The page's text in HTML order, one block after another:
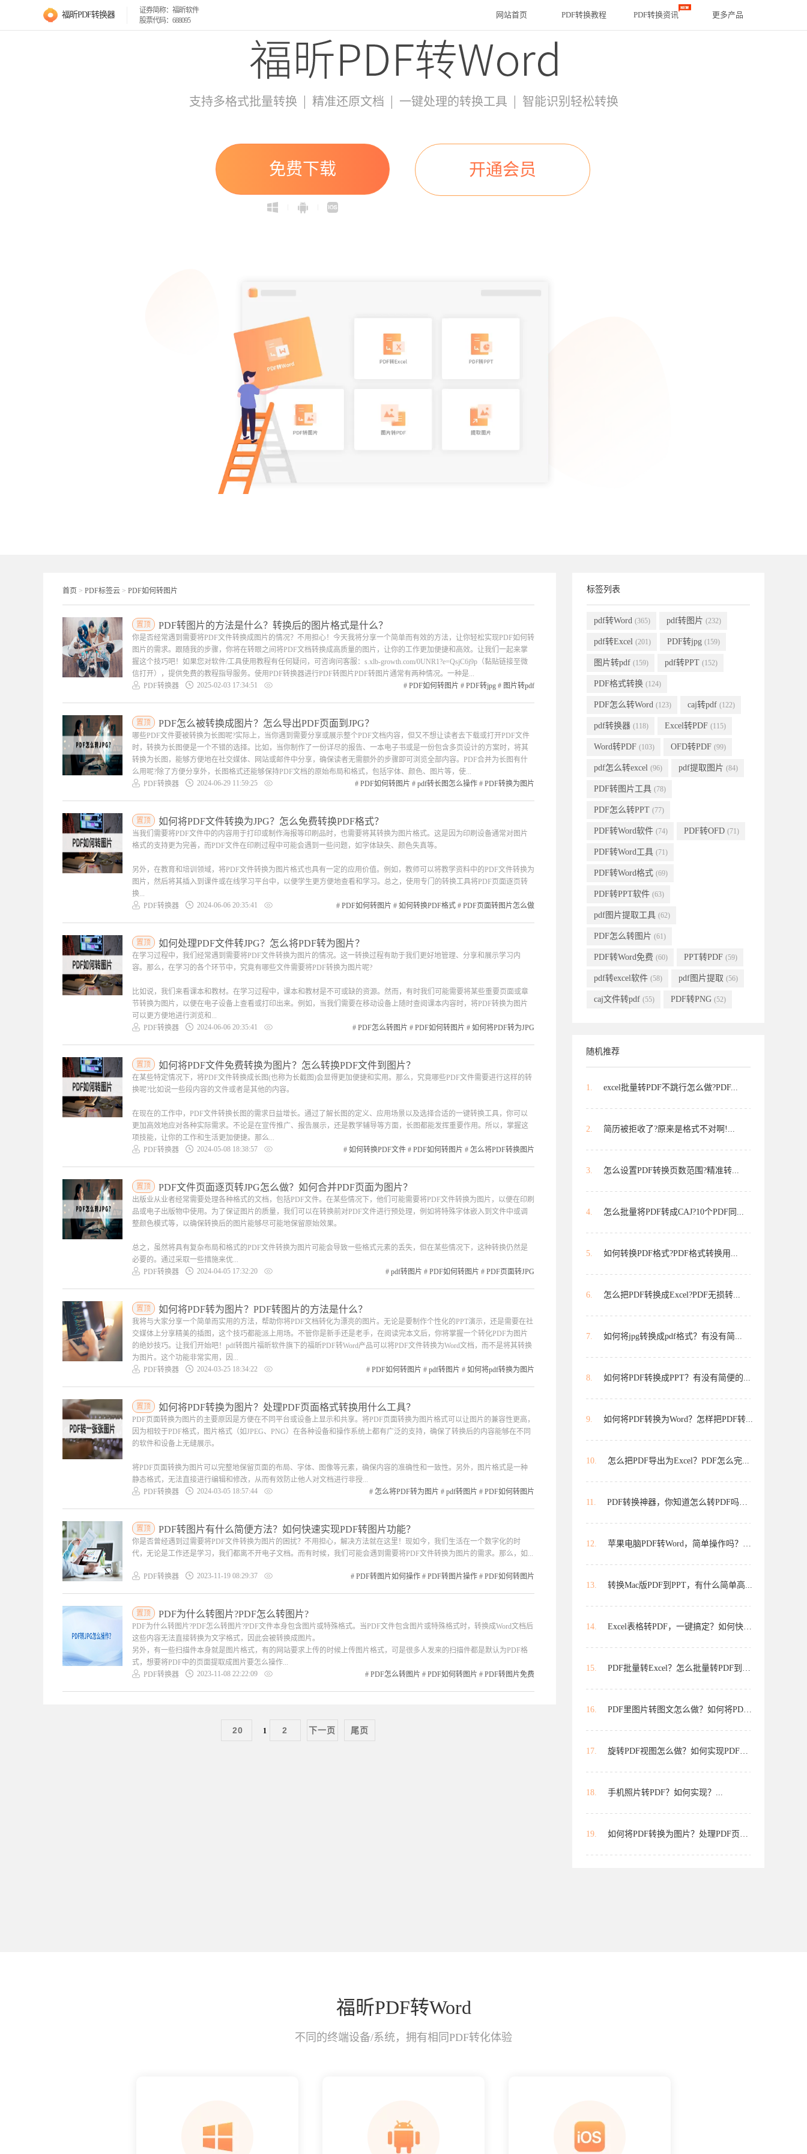
福昕PDF转换器
证券简称：福昕软件
股票代码：688095
网站首页 PDF转换教程 PDF转换资讯 更多产品
支持多格式批量转换 | 精准还原文档 | 一键处理的转换工具 | 智能识别轻松转换
免费下载 开通会员
首页 > PDF标签云 > PDF如何转图片
置顶 PDF转图片的方法是什么？转换后的图片格式是什么？
你是否经常遇到需要将PDF文件转换成图片的情况？不用担心！今天我将分享一个简单而有效的方法，让你轻松实现PDF如何转
图片的需求。跟随我的步骤，你将在转眼之间将PDF文档转换成高质量的图片，让你的工作更加便捷和高效。让我们一起来掌
握这个技巧吧！如果您对软件/工具使用教程有任何疑问，可咨询问客服：s.xlb-growth.com/0UNR1?e=QsjC6j9p（黏贴链接至微
信打开），提供免费的教程指导服务。使用PDF转换器进行PDF转图片PDF转图片通常有两种情况。一种是...
PDF转换器
2025-02-03 17:34:51 # PDF如何转图片 # PDF转jpg # 图片转pdf
置顶 PDF怎么被转换成图片？怎么导出PDF页面到JPG？
哪些PDF文件要被转换为长图呢?实际上，当你遇到需要分享或展示整个PDF文档内容，但又不想让读者去下载或打开PDF文件
时，转换为长图便是一个不错的选择。比如，当你制作了一份详尽的报告、一本电子书或是一份包含多页设计的方案时，将其
转换为长图，能够方便地在社交媒体、网站或邮件中分享，确保读者无需额外的步骤即可浏览全部内容。PDF合并为长图有什
么用呢?除了方便分享外，长图格式还能够保持PDF文档的原始布局和格式，包括字体、颜色、图片等，使...
PDF转换器
2024-06-29 11:59:25 # PDF如何转图片 # pdf转长图怎么操作 # PDF转换为图片
置顶 如何将PDF文件转换为JPG？怎么免费转换PDF格式？
当我们需要将PDF文件中的内容用于打印或制作海报等印刷品时，也需要将其转换为图片格式。这是因为印刷设备通常对图片
格式的支持更为完善，而PDF文件在印刷过程中可能会遇到一些问题，如字体缺失、颜色失真等。
另外，在教育和培训领域，将PDF文件转换为图片格式也具有一定的应用价值。例如，教师可以将教学资料中的PDF文件转换为
图片，然后将其插入到课件或在线学习平台中，以便学生更方便地查看和学习。总之，使用专门的转换工具将PDF页面逐页转
换...
PDF转换器
2024-06-06 20:35:41 # PDF如何转图片 # 如何转换PDF格式 # PDF页面转图片怎么做
置顶 如何处理PDF文件转JPG？怎么将PDF转为图片？
在学习过程中，我们经常遇到需要将PDF文件转换为图片的情况。这一转换过程有助于我们更好地管理、分享和展示学习内
容。那么，在学习的各个环节中，究竟有哪些文件需要将PDF转换为图片呢?
比如说，我们来看课本和教材。在学习过程中，课本和教材是不可或缺的资源。然而，有时我们可能需要将某些重要页面或章
节转换为图片，以便在电子设备上查看或打印出来。例如，当我们需要在移动设备上随时查阅课本内容时，将PDF转换为图片
可以更方便地进行浏览和...
PDF转换器
2024-06-06 20:35:41 # PDF怎么转图片 # PDF如何转图片 # 如何将PDF转为JPG
置顶 如何将PDF文件免费转换为图片？怎么转换PDF文件到图片？
在某些特定情况下，将PDF文件转换成长图(也称为长截图)会显得更加便捷和实用。那么，究竟哪些PDF文件需要进行这样的转
换呢?比如说一些段内容的文件或者是其他的内容。
在现在的工作中，PDF文件转换长图的需求日益增长。通过了解长图的定义、应用场景以及选择合适的一键转换工具，你可以
更加高效地应对各种实际需求。不论是在宣传推广、报告展示，还是教学辅导等方面，长图都能发挥重要作用。所以，掌握这
项技能，让你的工作和生活更加便捷。那么...
PDF转换器
2024-05-08 18:38:57 # 如何转换PDF文件 # PDF如何转图片 # 怎么将PDF转换图片
置顶 PDF文件页面逐页转JPG怎么做？如何合并PDF页面为图片？
出版业从业者经常需要处理各种格式的文档，包括PDF文件。在某些情况下，他们可能需要将PDF文件转换为图片，以便在印刷
品或电子出版物中使用。为了保证图片的质量，我们可以在转换前对PDF文件进行预处理，例如将特殊字体嵌入到文件中或调
整颜色模式等，以确保转换后的图片能够尽可能地保留原始效果。
总之，虽然将具有复杂布局和格式的PDF文件转换为图片可能会导致一些格式元素的丢失，但在某些情况下，这种转换仍然是
必要的。通过采取一些措施来优...
PDF转换器
2024-04-05 17:32:20 # pdf转图片 # PDF如何转图片 # PDF页面转JPG
置顶 如何将PDF转为图片？PDF转图片的方法是什么？
我将与大家分享一个简单而实用的方法，帮助你将PDF文档转化为漂亮的图片。无论是要制作个性化的PPT演示，还是需要在社
交媒体上分享精美的插图，这个技巧都能派上用场。不管你是新手还是老手，在阅读完本文后，你将掌握一个转化PDF为图片
的绝妙技巧。让我们开始吧！pdf转图片福昕软件旗下的福昕PDF转Word产品可以将PDF文件转换为Word文档，而不是将其转换
为图片。这个功能非常实用，因...
PDF转换器
2024-03-25 18:34:22 # PDF如何转图片 # pdf转图片 # 如何将pdf转换为图片
置顶 如何将PDF转换为图片？处理PDF页面格式转换用什么工具？
PDF页面转换为图片的主要原因是方便在不同平台或设备上显示和共享。将PDF页面转换为图片格式可以让图片的兼容性更高，
因为相较于PDF格式，图片格式（如JPEG、PNG）在各种设备和操作系统上都有广泛的支持，确保了转换后的内容能够在不同
的软件和设备上无缝展示。
将PDF页面转换为图片可以完整地保留页面的布局、字体、图像等元素，确保内容的准确性和一致性。另外，图片格式是一种
静态格式，无法直接进行编辑和修改，从而有效防止他人对文档进行非授...
PDF转换器
2024-03-05 18:57:44 # 怎么将PDF转为图片 # pdf转图片 # PDF如何转图片
置顶 PDF转图片有什么简便方法？如何快速实现PDF转图片功能？
你是否曾经遇到过需要将PDF文件转换为图片的困扰？不用担心，解决方法就在这里！现如今，我们生活在一个数字化的时
代，无论是工作还是学习，我们都离不开电子文档。而有时候，我们可能会遇到需要将PDF文件转换为图片的需求。那么，如...
PDF转换器 2023-11-19 08:29:37 # PDF转图片如何操作 # PDF转图片操作 # PDF如何转图片
置顶 PDF为什么转图片?PDF怎么转图片?
PDF为什么转图片?PDF怎么转图片?PDF文件本身包含图片或特殊格式。当PDF文件包含图片或特殊格式时，转换成Word文档后
这些内容无法直接转换为文字格式，因此会被转换成图片。
另外，有一些扫描件本身就是图片格式，有的网站要求上传的时候上传图片格式，可是很多人发来的扫描件都是默认为PDF格
式，想要将PDF中的页面提取成图片要怎么操作...
PDF转换器
2023-11-08 22:22:09 # PDF怎么转图片 # PDF如何转图片 # PDF转图片免费
20 1 2 下一页 尾页
标签列表
pdf转Word (365) pdf转图片 (232)
pdf转Excel (201) PDF转jpg (159)
图片转pdf (159) pdf转PPT (152)
PDF格式转换 (124)
PDF怎么转Word (123) caj转pdf (122)
pdf转换器 (118) Excel转PDF (115)
Word转PDF (103) OFD转PDF (99)
pdf怎么转excel (96) pdf提取图片 (84)
PDF转图片工具 (78)
PDF怎么转PPT (77)
PDF转Word软件 (74) PDF转OFD (71)
PDF转Word工具 (71)
PDF转Word格式 (69)
PDF转PPT软件 (63)
pdf图片提取工具 (62)
PDF怎么转图片 (61)
PDF转Word免费 (60) PPT转PDF (59)
pdf转excel软件 (58) pdf图片提取 (56)
caj文件转pdf (55) PDF转PNG (52)
随机推荐
1. excel批量转PDF不跳行怎么做?PDF...
2. 简历被拒收了?原来是格式不对啊!...
3. 怎么设置PDF转换页数范围?精准转...
4. 怎么批量将PDF转成CAJ?10个PDF同...
5. 如何转换PDF格式?PDF格式转换用...
6. 怎么把PDF转换成Excel?PDF无损转...
7. 如何将jpg转换成pdf格式？有没有简...
8. 如何将PDF转换成PPT？有没有简便的...
9. 如何将PDF转换为Word？怎样把PDF转...
10. 怎么把PDF导出为Excel？PDF怎么完...
11. PDF转换神器，你知道怎么转PDF吗？转...
12. 苹果电脑PDF转Word，简单操作吗？怎...
13. 转换Mac版PDF到PPT，有什么简单高...
14. Excel表格转PDF，一键搞定？如何快速...
15. PDF批量转Excel？怎么批量转PDF到E...
16. PDF里图片转图文怎么做？如何将PDF...
17. 旋转PDF视图怎么做？如何实现PDF视...
18. 手机照片转PDF？如何实现？...
19. 如何将PDF转换为图片？处理PDF页面...
福昕PDF转Word
不同的终端设备/系统，拥有相同PDF转化体验